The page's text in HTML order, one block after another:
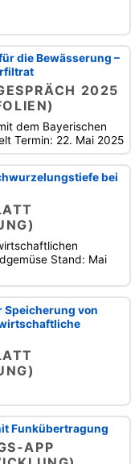
die Bewässerung –
2025
dem Bayerischen
Termin: 22. Mai 2025
bei
Stand: Mai
Speicherung von
Funkübertragung
APP